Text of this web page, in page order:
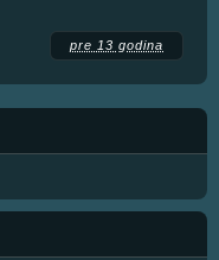
pre 13 godina